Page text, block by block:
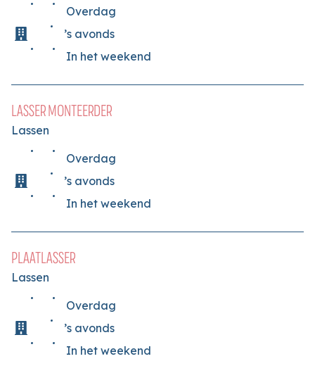
Overdag
’s avonds
In het weekend
LASSER MONTEERDER
Lassen
Overdag
’s avonds
In het weekend
PLAATLASSER
Lassen
Overdag
’s avonds
In het weekend